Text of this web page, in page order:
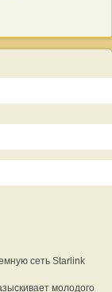
сеть Starlink
молодого